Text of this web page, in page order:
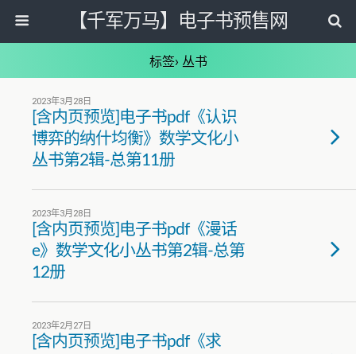
【千军万马】电子书预售网
标签› 丛书
2023年3月28日
[含内页预览]电子书pdf《认识
博弈的纳什均衡》数学文化小
丛书第2辑-总第11册
2023年3月28日
[含内页预览]电子书pdf《漫话
e》数学文化小丛书第2辑-总第
12册
2023年2月27日
[含内页预览]电子书pdf《求